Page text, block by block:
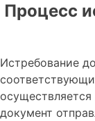
Процесс
Истребование
документ